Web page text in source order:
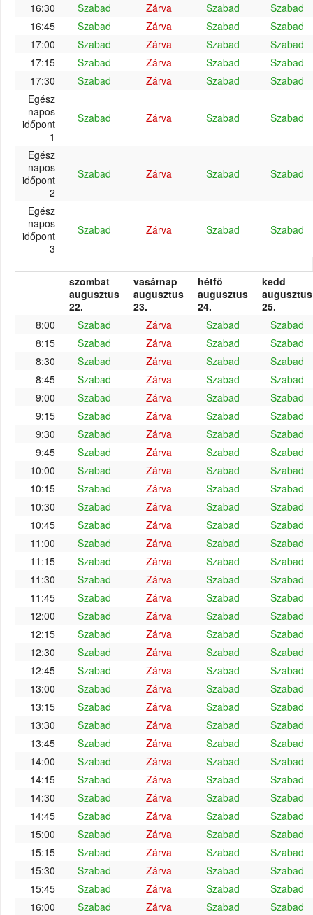
16:30 Szabad Zárva Szabad
Szabad
16:45
Szabad Zárva Szabad
Szabad
17:00
Szabad Zárva Szabad
Szabad
17:15
Szabad Zárva Szabad
Szabad
17:30
Szabad Zárva Szabad
Szabad
Egész
napos
időpont
1
Szabad Zárva Szabad Szabad
Egész
napos
időpont
2
Szabad Zárva Szabad Szabad
Egész
napos
időpont
3
Szabad Zárva Szabad Szabad
szombat
augusztus
22.
vasárnap
augusztus
23.
hétfő
augusztus
24.
kedd
augusztus
25.
8:00
Szabad Zárva Szabad
Szabad
8:15
Szabad Zárva Szabad
Szabad
8:30
Szabad Zárva Szabad
Szabad
8:45
Szabad Zárva Szabad
Szabad
9:00
Szabad Zárva Szabad
Szabad
9:15
Szabad Zárva Szabad
Szabad
9:30
Szabad Zárva Szabad
Szabad
9:45
Szabad Zárva Szabad
Szabad
10:00
Szabad Zárva Szabad
Szabad
10:15
Szabad Zárva Szabad
Szabad
10:30
Szabad Zárva Szabad
Szabad
10:45
Szabad Zárva Szabad
Szabad
11:00
Szabad Zárva Szabad
Szabad
11:15
Szabad Zárva Szabad
Szabad
11:30
Szabad Zárva Szabad
Szabad
11:45
Szabad Zárva Szabad
Szabad
12:00
Szabad Zárva Szabad
Szabad
12:15
Szabad Zárva Szabad
Szabad
12:30
Szabad Zárva Szabad
Szabad
12:45
Szabad Zárva Szabad
Szabad
13:00
Szabad Zárva Szabad
Szabad
13:15
Szabad Zárva Szabad
Szabad
13:30
Szabad Zárva Szabad
Szabad
13:45
Szabad Zárva Szabad
Szabad
14:00
Szabad Zárva Szabad
Szabad
14:15
Szabad Zárva Szabad
Szabad
14:30
Szabad Zárva Szabad
Szabad
14:45
Szabad Zárva Szabad
Szabad
15:00
Szabad Zárva Szabad
Szabad
15:15
Szabad Zárva Szabad
Szabad
15:30
Szabad Zárva Szabad
Szabad
15:45
Szabad Zárva Szabad
Szabad
16:00
Szabad Zárva Szabad
Szabad